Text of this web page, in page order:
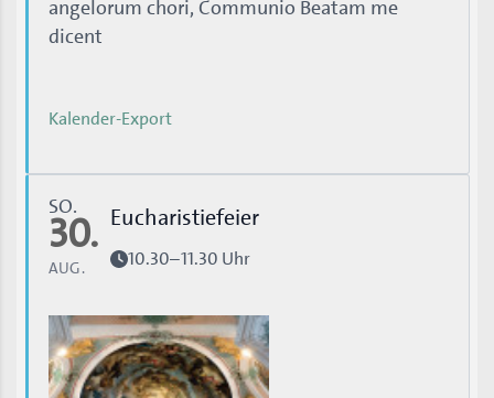
angelorum chori, Communio Beatam me
dicent
Kalender-Export
SO.
30.
AUG.
Eucharistiefeier
10.30–11.30 Uhr